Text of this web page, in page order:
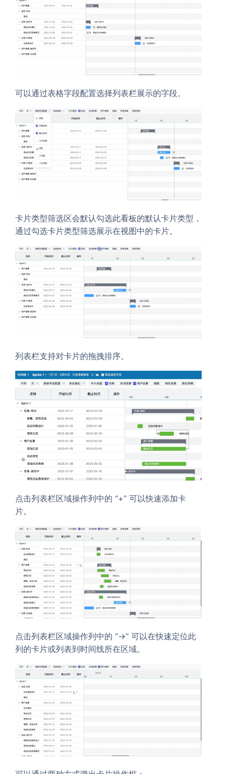
可以通过表格字段配置选择列表栏展示的字段。
卡片类型筛选区会默认勾选此看板的默认卡片类型，
通过勾选卡片类型筛选展示在视图中的卡片。
列表栏支持对卡片的拖拽排序。
点击列表栏区域操作列中的 “+” 可以快速添加卡
片。
点击列表栏区域操作列中的 “->” 可以在快速定位此
列的卡片或列表到时间线所在区域。